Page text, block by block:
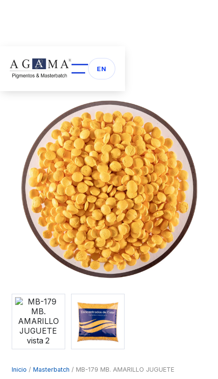
EN
arrow_back Volver a Masterbatch
Inicio / Masterbatch / MB-179 MB. AMARILLO JUGUETE